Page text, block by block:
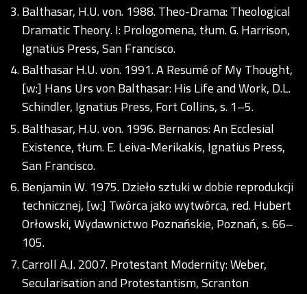
Balthasar, H.U. von. 1988. Theo-Drama: Theological
Dramatic Theory. I: Prologomena, tłum. G. Harrison,
Ignatius Press, San Francisco.
Balthasar H.U. von. 1991. A Resumé of My Thought,
[w:] Hans Urs von Balthasar: His Life and Work, D.L.
Schindler, Ignatius Press, Fort Collins, s. 1–5.
Balthasar, H.U. von. 1996. Bernanos: An Ecclesial
Existence, tłum. E. Leiva-Merikakis, Ignatius Press,
San Francisco.
Benjamin W. 1975. Dzieło sztuki w dobie reprodukcji
technicznej, [w:] Twórca jako wytwórca, red. Hubert
Orłowski, Wydawnictwo Poznańskie, Poznań, s. 66–
105.
Carroll A.J. 2007. Protestant Modernity: Weber,
Secularisation and Protestantism, Scranton